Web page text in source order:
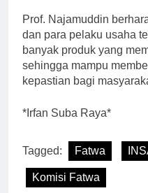
Prof. Najamuddin
dan para pelaku usaha
banyak produk yang
sehingga mampu
kepastian bagi
*Irfan Suba Raya*
Tagged: Fatwa
Komisi Fatwa